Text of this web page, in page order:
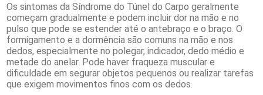
Os sintomas da Síndrome do Túnel do Carpo geralmente
começam gradualmente e podem incluir dor na mão e no
pulso que pode se estender até o antebraço e o braço. O
formigamento e a dormência são comuns na mão e nos
dedos, especialmente no polegar, indicador, dedo médio e
metade do anelar. Pode haver fraqueza muscular e
dificuldade em segurar objetos pequenos ou realizar tarefas
que exigem movimentos finos com os dedos.